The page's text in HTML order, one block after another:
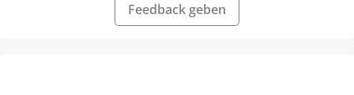
Feedback geben